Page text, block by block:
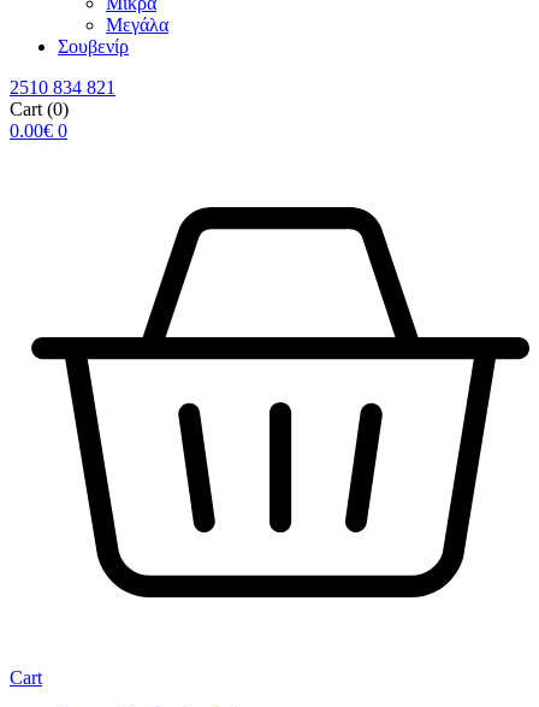
Μεγάλα
Σουβενίρ
2510 834 821
Cart (0)
0.00€ 0
Cart